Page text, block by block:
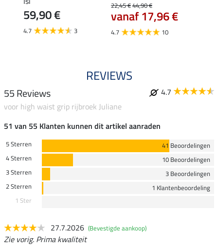
59,90 €
4.7 3
22,45 €44,90 €
vanaf 17,96 €
4.7 10
REVIEWS
55 Reviews
4.7
voor high waist grip rijbroek Juliane
51 van 55 Klanten kunnen dit artikel aanraden
5 Sterren
41 Beoordelingen
4 Sterren
10 Beoordelingen
3 Sterren
3 Beoordelingen
2 Sterren
1 Klantenbeoordeling
1 Ster
27.7.2026 (Bevestigde aankoop)
Zie vorig. Prima kwaliteit